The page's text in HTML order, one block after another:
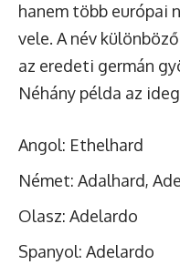
hanem több európai
vele. A név
az eredeti germán
Néhány példa az
Angol: Ethelhard
Német: Adalhard,
Olasz: Adelardo
Spanyol: Adelardo